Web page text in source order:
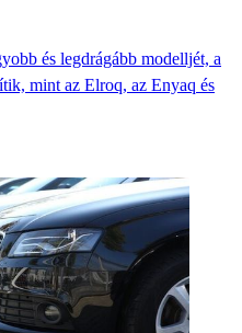
és legdrágább modelljét, a
mint az Elroq, az Enyaq és